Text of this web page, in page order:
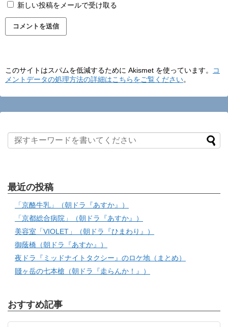
新しい投稿をメールで受け取る
このサイトはスパムを低減するために Akismet を使っています。
コ
メントデータの処理方法の詳細はこちらをご覧ください。
最近の投稿
「京酪牛乳」（朝ドラ『あすか』）
「京都総合病院」（朝ドラ『あすか』）
美容室「VIOLET」（朝ドラ『ひまわり』）
御蔭橋（朝ドラ『あすか』）
夜ドラ『ミッドナイトタクシー』のロケ地（まとめ）
賤ヶ岳の七本槍（朝ドラ『走らんか！』）
おすすめ記事